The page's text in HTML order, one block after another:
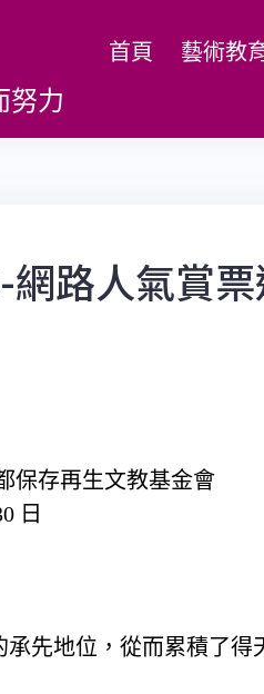
努力
首頁 藝術教
路人氣賞
保存再生文教基金會
日
先地位，從而累積了得